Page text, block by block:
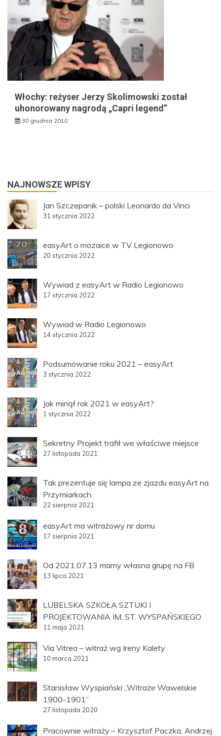
Włochy: reżyser Jerzy Skolimowski został
uhonorowany nagrodą „Capri legend”
30 grudnia 2010
NAJNOWSZE WPISY
Jan Szczepanik – polski Leonardo da Vinci
31 stycznia 2022
easyArt o mozaice w TV Legionowo
20 stycznia 2022
Wywiad z easyArt w Radio Legionowo
17 stycznia 2022
Wywiad w Radio Legionowo
14 stycznia 2022
Podsumowanie roku 2021 – easyArt
3 stycznia 2022
Jak minął rok 2021 w easyArt?
1 stycznia 2022
Sekretny Projekt trafił we właściwe miejsce
27 listopada 2021
Tak prezentuje się lampa ze zjazdu easyArt na
Przymiarkach
22 sierpnia 2021
easyArt ma witrażowy nr domu
17 sierpnia 2021
Od 2021.07.13 mamy własna grupę na FB
13 lipca 2021
LUBELSKA SZKOŁA SZTUKI I
PROJEKTOWANIA IM. ST. WYSPAŃSKIEGO
11 maja 2021
Via Vitrea – witraż wg Ireny Kalety
10 marca 2021
Stanisław Wyspiański „Witraże Wawelskie
1900-1901”
27 listopada 2020
Pracownie witraży – Krzysztof Paczka, Andrzej